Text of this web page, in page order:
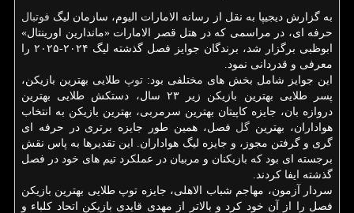
به گزارش دیجیپا به نقل از رسانه الامارات الیوم، سازمان لیگ فوتبال
حرفه ای، در مراسمی که در هتل قصر الامارات «ماندارین اورینتال»
ابوظبی برگزار شد، برندگان جوایز فصل گذشته لیگ ۲۰۲۴-۲۰۲۵ را
معرفی و قدردانی نمود.
این جوایز شامل بخش های مختلفی بود: توپ طلایی بهترین بازیکن،
پسر طلایی بهترین بازیکن زیر ۲۳ سال، دستکش طلایی بهترین
دروازه بان، جایزه کاپیتان بهترین سرمربی، بهترین بازیکن به انتخاب
هواداران، بهترین گل فصل، همین طور جایزه برتری در حرفه ای
گری و گرفتن مجوز، و جایزه لیگ هواداران. این تقدیرها به پاس نقش
برجسته ای بود که بازیکنان و مربیان در عملکرد تیم های خود در فصل
گذشته ایفا کردند.
سردار آزمون، مهاجم شباب الاهلی، جایزه توپ طلایی بهترین بازیکن
فصل را از آن خود کرد و بالاتر از مهدی قایدی بازیکن اتحاد کلباء و